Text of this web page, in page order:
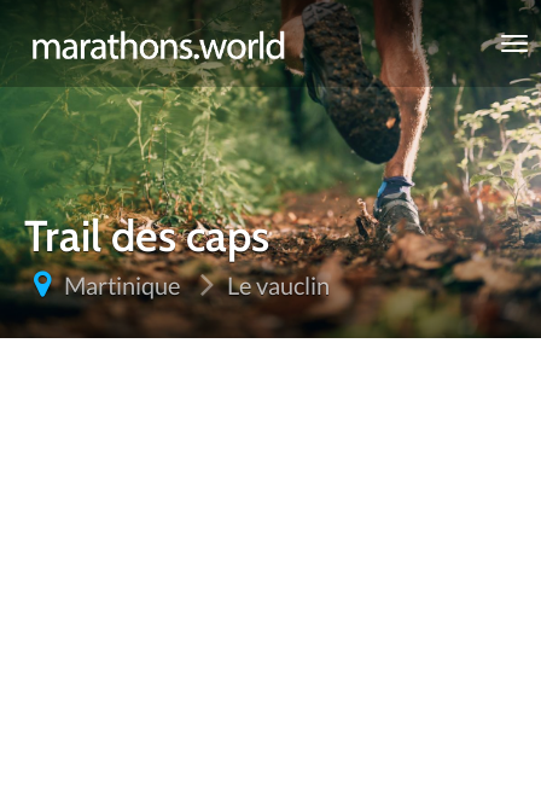
marathons.world
Trail des caps
Martinique Le vauclin